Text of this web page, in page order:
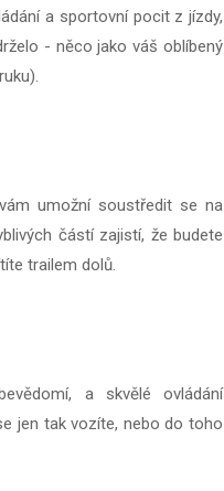
a sportovní pocit z jízdy,
- něco jako váš oblíbený
umožní soustředit se na
částí zajistí, že budete
trailem dolů.
a skvělé ovládání
jen tak vozíte, nebo do toho